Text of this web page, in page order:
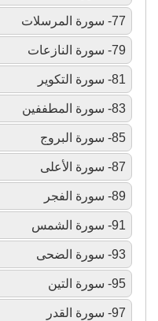
77- سورة المرسلات
79- سورة النازعات
81- سورة التكوير
83- سورة المطففين
85- سورة البروج
87- سورة الأعلى
89- سورة الفجر
91- سورة الشمس
93- سورة الضحى
95- سورة التين
97- سورة القدر